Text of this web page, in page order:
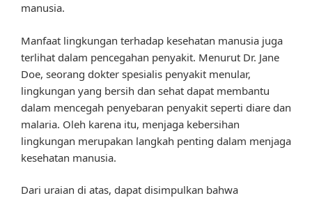
manusia.
Manfaat lingkungan terhadap kesehatan manusia juga
terlihat dalam pencegahan penyakit. Menurut Dr. Jane
Doe, seorang dokter spesialis penyakit menular,
lingkungan yang bersih dan sehat dapat membantu
dalam mencegah penyebaran penyakit seperti diare dan
malaria. Oleh karena itu, menjaga kebersihan
lingkungan merupakan langkah penting dalam menjaga
kesehatan manusia.
Dari uraian di atas, dapat disimpulkan bahwa